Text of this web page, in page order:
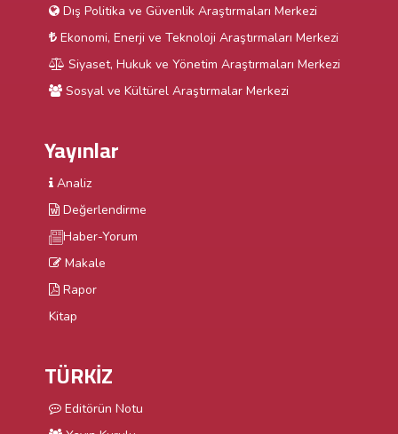
Dış Politika ve Güvenlik Araştırmaları Merkezi
Ekonomi, Enerji ve Teknoloji Araştırmaları Merkezi
Siyaset, Hukuk ve Yönetim Araştırmaları Merkezi
Sosyal ve Kültürel Araştırmalar Merkezi
Yayınlar
Analiz
Değerlendirme
Haber-Yorum
Makale
Rapor
Kitap
TÜRKİZ
Editörün Notu